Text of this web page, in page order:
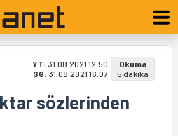
YT: 31.08.2021 12:50
SG: 31.08.2021 16:07
Okuma
5 dakika
sözlerinden